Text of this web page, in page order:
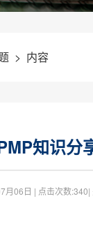
> 内容
知识分
月06日 | 点击次数:340|